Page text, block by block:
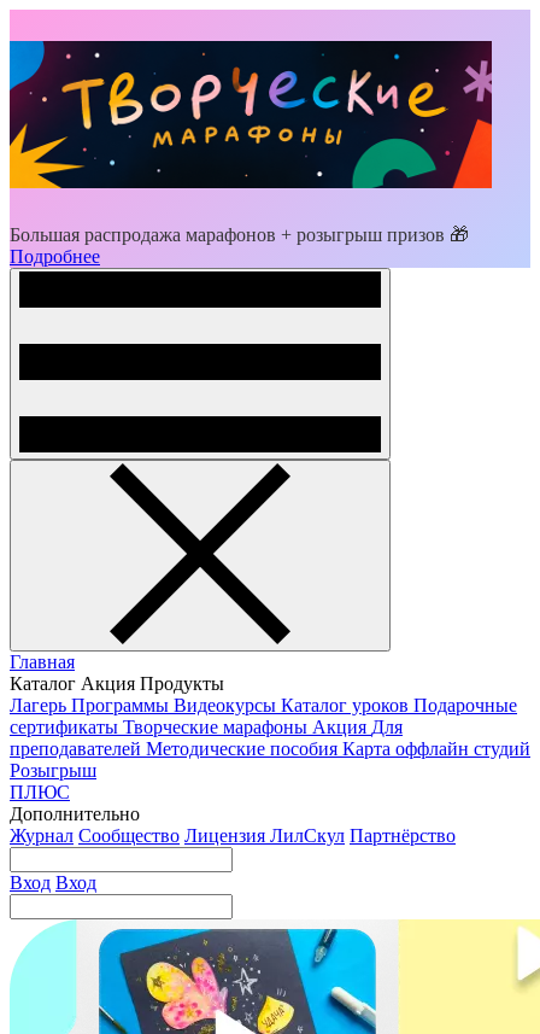
Большая распродажа марафонов + розыгрыш призов 🎁
Подробнее
Главная
Каталог Акция Продукты
Лагерь Программы Видеокурсы Каталог уроков Подарочные
сертификаты Творческие марафоны Акция Для
преподавателей Методические пособия Карта оффлайн студий
Розыгрыш
ПЛЮС
Дополнительно
Журнал Сообщество Лицензия ЛилСкул Партнёрство
Вход Вход